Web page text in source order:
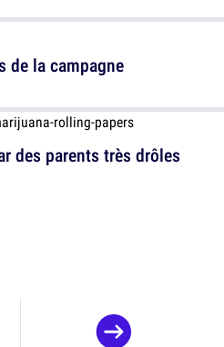
des parents très drôles
de la campagne